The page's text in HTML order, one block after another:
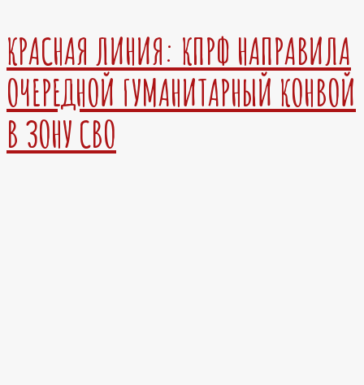
КРАСНАЯ ЛИНИЯ: КПРФ НАПРАВИЛА
ОЧЕРЕДНОЙ ГУМАНИТАРНЫЙ КОНВОЙ
В ЗОНУ СВО